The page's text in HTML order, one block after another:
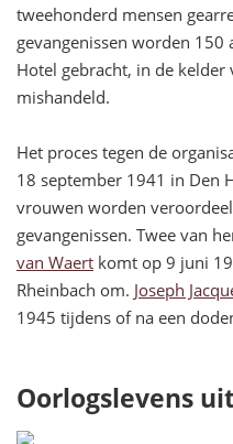
tweehonderd mensen
gevangenissen worden
Hotel gebracht, in de
mishandeld.
Het proces tegen de
18 september 1941 in Den
vrouwen worden
gevangenissen. Twee van
van Waert komt op 9 juni
Rheinbach om. Joseph
1945 tijdens of na een
Oorlogslevens